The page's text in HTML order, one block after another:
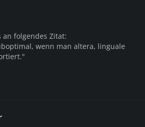
folgendes Zitat:
wenn man altera, linguale